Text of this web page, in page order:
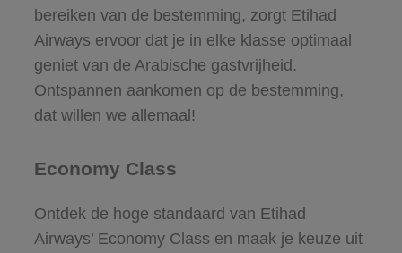
bereiken van de bestemming, zorgt Etihad
Airways ervoor dat je in elke klasse optimaal
geniet van de Arabische gastvrijheid.
Ontspannen aankomen op de bestemming,
dat willen we allemaal!
Economy Class
Ontdek de hoge standaard van Etihad
Airways’ Economy Class en maak je keuze uit